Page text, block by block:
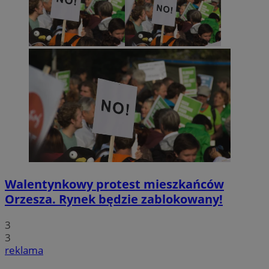
Walentynkowy protest mieszkańców
Orzesza. Rynek będzie zablokowany!
3
3
reklama
QeSessID orzesze.com.pl
orzesze.com.pl
VISITOR_PRIVACY_METADATA
YouTube
.youtube.com